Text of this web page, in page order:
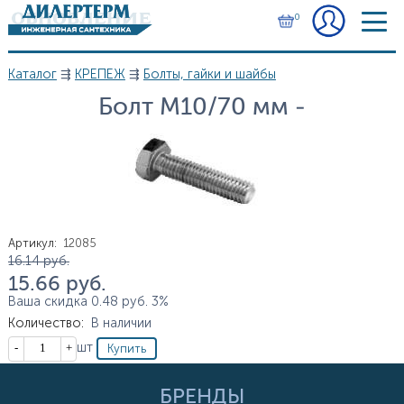
Перейти к основному содержанию
0
Вы здесь
Каталог⇶ КРЕПЕЖ ⇶ Болты, гайки и шайбы
Болт М10/70 мм -
Артикул: 12085
Цена
16.14 руб.
15.66 руб.
Ваша скидка 0.48 руб. 3%
Количество:
В наличии
Кол-во
шт
БРЕНДЫ